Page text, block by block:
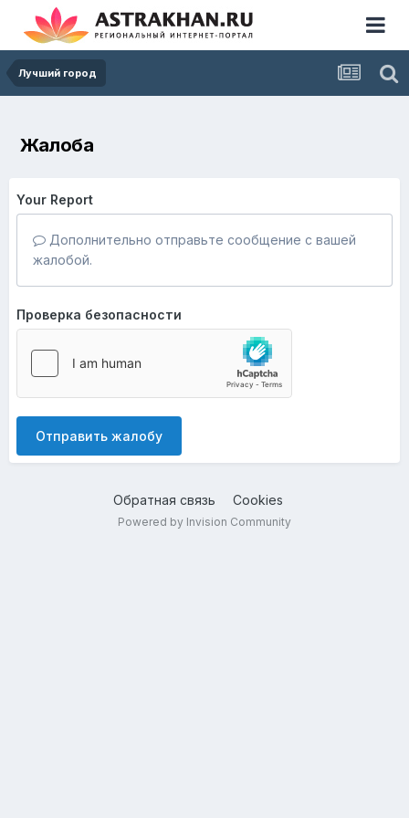
Лучший город
Жалоба
Your Report
Дополнительно отправьте сообщение с вашей
жалобой.
Проверка безопасности
Отправить жалобу
Обратная связь Cookies
Powered by Invision Community